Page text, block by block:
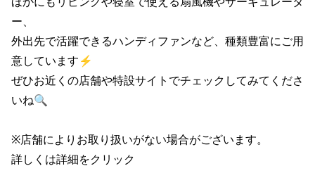
ー、
外出先で活躍できるハンディファンなど、種類豊富にご用
意しています⚡
ぜひお近くの店舗や特設サイトでチェックしてみてくださ
いね🔍
※店舗によりお取り扱いがない場合がございます。
詳しくは詳細をクリック